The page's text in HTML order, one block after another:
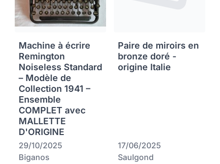
Machine à écrire
Remington
Noiseless Standard
– Modèle de
Collection 1941 –
Ensemble
COMPLET avec
MALLETTE
D'ORIGINE
29/10/2025
Biganos
Paire de miroirs en
bronze doré -
origine Italie
17/06/2025
Saulgond